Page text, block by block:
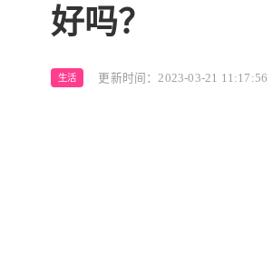
好吗？
生活 更新时间：2023-03-21 11:17:56